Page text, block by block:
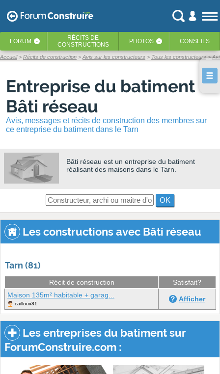
FORUM ‹ RÉCITS DE
CONSTRUCTIONS
PHOTOS ‹ CONSEILS
Accueil Récits de construction Avis sur les constructeurs Tous les constructeurs
Entreprise du batiment
Bâti réseau
Avis, messages et récits de construction des membres sur
ce entreprise du batiment dans le Tarn
Bâti réseau est un entreprise du batiment
réalisant des maisons dans le Tarn.
OK
Les constructions avec Bâti réseau
Tarn (81)
Récit de construction
Satisfait?
Maison 135m² habitable + garag...
cailloux81
Afficher
Les entreprises du batiment sur
ForumConstruire.com :